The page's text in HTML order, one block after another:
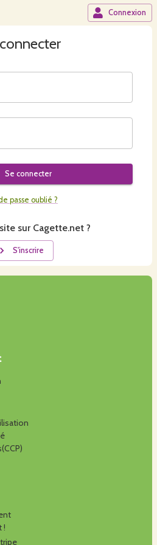
Connexion
Se connecter
passe oublié ?
sur Cagette.net ?
S'inscrire
!